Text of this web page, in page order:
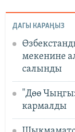
ДАГЫ КАРАҢЫЗ
мекенине
салынды
"Дөө
кармалды